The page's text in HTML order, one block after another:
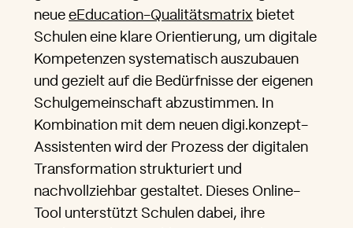
neueeEducation-Qualitätsmatrix bietet
Schulen eine klare Orientierung, um digitale
Kompetenzen systematisch auszubauen
und gezielt auf die Bedürfnisse der eigenen
Schulgemeinschaft abzustimmen. In
Kombination mit dem neuen digi.konzept-
Assistenten wird der Prozess der digitalen
Transformation strukturiert und
nachvollziehbar gestaltet. Dieses Online-
Tool unterstützt Schulen dabei, ihre